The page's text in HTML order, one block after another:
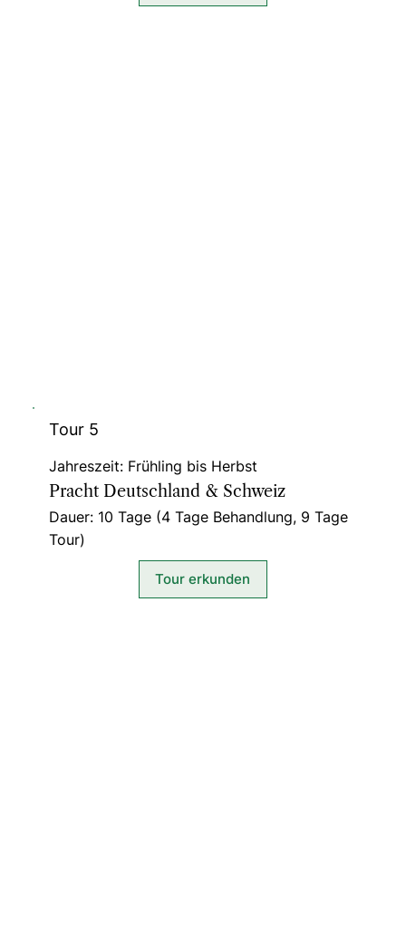
Tour 5
Jahreszeit: Frühling bis Herbst
Pracht Deutschland & Schweiz
Dauer: 10 Tage (4 Tage Behandlung, 9 Tage
Tour)
Tour erkunden